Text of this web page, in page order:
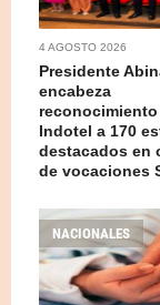
4 AGOSTO 2026
Presidente
encabeza
reconocimiento
Indotel a 170
destacados en
de vocaciones
NACIONALES